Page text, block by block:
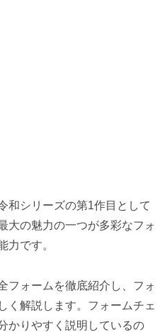
和シリーズの第1作目として
大の魅力の一つが多彩なフォ
力です。
フォームを徹底紹介し、フォ
く解説します。フォームチェ
かりやすく説明しているの